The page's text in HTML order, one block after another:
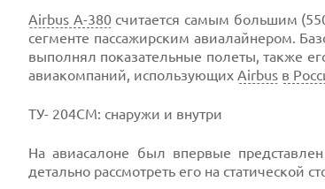
Airbus A-380считается самым большим
сегменте пассажирским авиалайнером.
выполнял показательные полеты, также
авиакомпаний, использующих Airbus в
ТУ- 204СМ: снаружи и внутри
На авиасалоне был впервые
детально рассмотреть его на статической